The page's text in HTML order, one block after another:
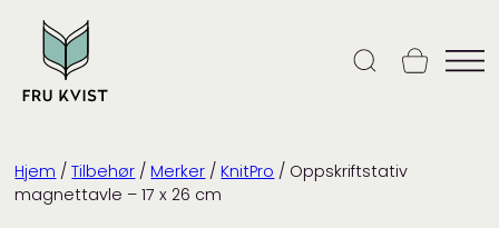
content
Hjem /Tilbehør / Merker / KnitPro / Oppskriftstativ
magnettavle – 17 x 26 cm